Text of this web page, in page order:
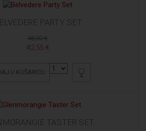
PARTY SET
48,00 €
42,55 €
U KOŠARICU
TASTER SET